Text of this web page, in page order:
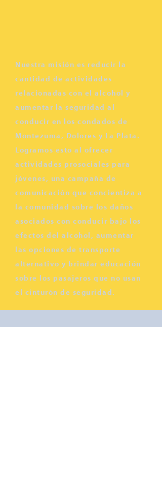
Nuestra misión es reducir la
cantidad de actividades
relacionadas con el alcohol y
aumentar la seguridad al
conducir en los condados de
Montezuma, Dolores y La Plata.
Logramos esto al ofrecer
actividades prosociales para
jóvenes, una campaña de
comunicación que concientiza a
la comunidad sobre los daños
asociados con conducir bajo los
efectos del alcohol, aumentar
las opciones de transporte
alternativo y brindar educación
sobre los pasajeros que no usan
el cinturón de seguridad.